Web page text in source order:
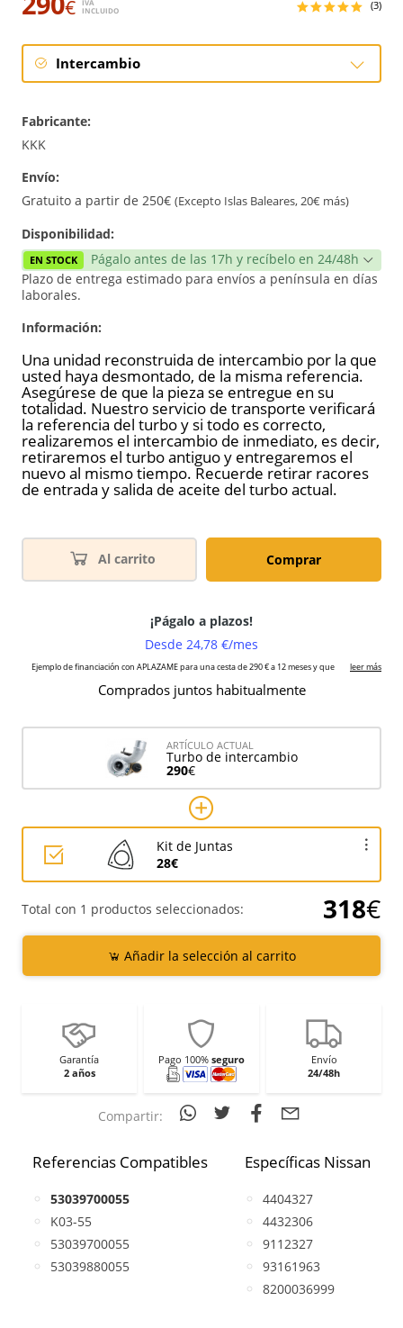
€
IVA
INCLUIDO
(3)
Intercambio
Fabricante:
KKK
Envío:
Gratuito a partir de 250€ (Excepto Islas Baleares, 20€ más)
Disponibilidad:
EN STOCK
Págalo antes de las 17h y recíbelo en 24/48h
Plazo de entrega estimado para envíos a península en días
laborales.
Información:
Una unidad reconstruida de intercambio por la que
usted haya desmontado, de la misma referencia.
Asegúrese de que la pieza se entregue en su
totalidad. Nuestro servicio de transporte verificará
la referencia del turbo y si todo es correcto,
realizaremos el intercambio de inmediato, es decir,
retiraremos el turbo antiguo y entregaremos el
nuevo al mismo tiempo. Recuerde retirar racores
de entrada y salida de aceite del turbo actual.
Al carrito Comprar
Comprados juntos habitualmente
ARTÍCULO ACTUAL
Turbo de intercambio
290€
Kit de Juntas
28€
Total con 1 productos seleccionados: 318€
Añadir la selección al carrito
Garantía
2 años
Pago 100% seguro
Envío
24/48h
Compartir:
Referencias Compatibles
53039700055
K03-55
53039700055
53039880055
Específicas Nissan
4404327
4432306
9112327
93161963
8200036999